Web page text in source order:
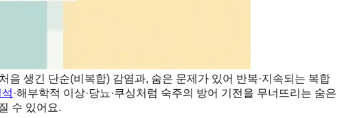
생긴 단순(비복합) 감염과, 숨은 문제가 있어 반복·지속되는 복합
·해부학적 이상·당뇨·쿠싱처럼 숙주의 방어 기전을 무너뜨리는 숨은
수 있어요.